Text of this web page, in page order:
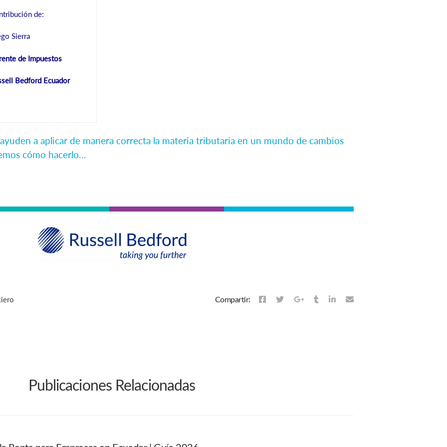
de:
Sierra
de Impuestos
Bedford Ecuador
a aplicar de manera correcta la materia tributaria en un mundo de cambios
cómo hacerlo…
Compartir:
Publicaciones Relacionadas